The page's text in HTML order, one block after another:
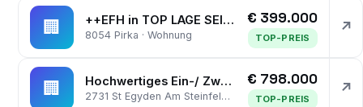
🏢 ++EFH in TOP LAGE SEIERSBERG-PIRKA++ 2 DOPPELGARAGEN++ SCHÖNER GARTEN++PERFEKTE INFRASTRUKTUR++
8054 Pirka · Wohnung
€ 399.000
TOP-PREIS
↗
🏢 Hochwertiges Ein-/ Zweifamilienhaus mit separater Wohnung - Doppelgarage mit Fußbodenheizung
2731 St Egyden Am Steinfeld · Wohnung
€ 798.000
TOP-PREIS
↗